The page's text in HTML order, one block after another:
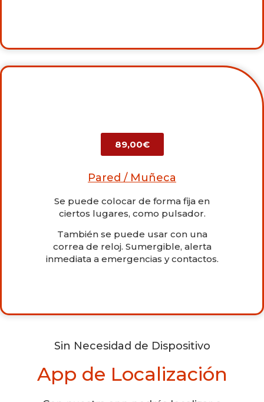
89,00€
Pared / Muñeca
Se puede colocar de forma fija en
ciertos lugares, como pulsador.
También se puede usar con una
correa de reloj. Sumergible, alerta
inmediata a emergencias y contactos.
Sin Necesidad de Dispositivo
App de Localización